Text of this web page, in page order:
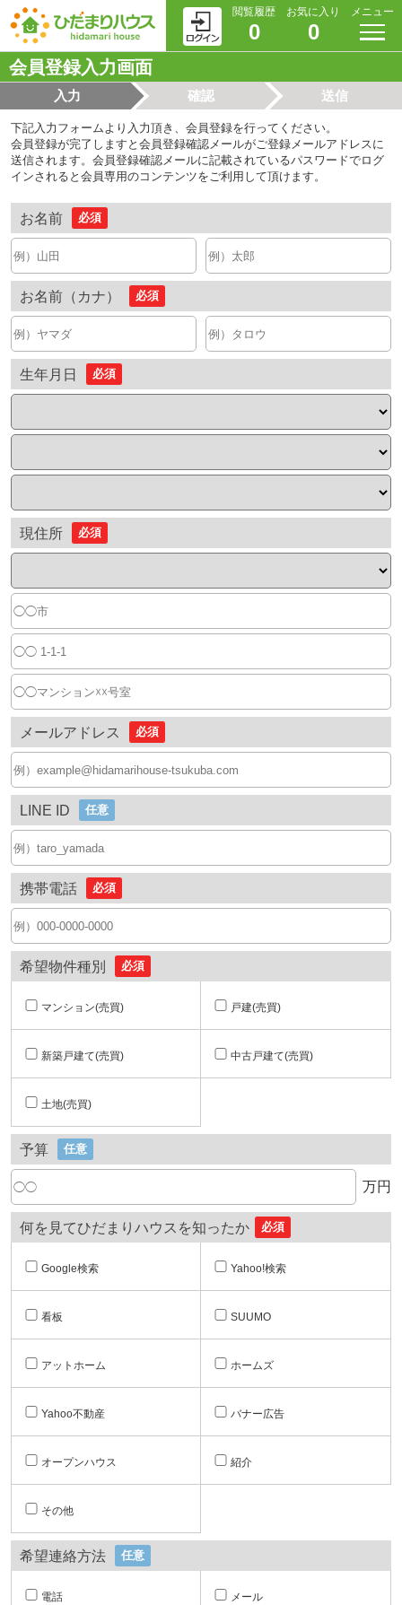
閲覧履歴
0
お気に入り
0
メニュー
会員登録入力画面
入力 確認 送信
下記入力フォームより入力頂き、会員登録を行ってください。
会員登録が完了しますと会員登録確認メールがご登録メールアドレスに
送信されます。会員登録確認メールに記載されているパスワードでログ
インされると会員専用のコンテンツをご利用して頂けます。
お名前 必須
お名前（カナ） 必須
生年月日 必須
現住所 必須
メールアドレス 必須
LINE ID 任意
携帯電話 必須
希望物件種別 必須
マンション(売買) 戸建(売買)
新築戸建て(売買) 中古戸建て(売買)
土地(売買)
予算 任意
万円
何を見てひだまりハウスを知ったか 必須
Google検索 Yahoo!検索
看板 SUUMO
アットホーム ホームズ
Yahoo不動産 バナー広告
オープンハウス 紹介
その他
希望連絡方法 任意
電話 メール